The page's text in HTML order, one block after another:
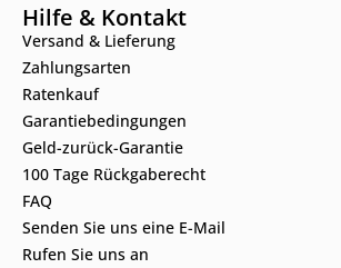
Hilfe & Kontakt
Versand & Lieferung
Zahlungsarten
Ratenkauf
Garantiebedingungen
Geld-zurück-Garantie
100 Tage Rückgaberecht
FAQ
Senden Sie uns eine E-Mail
Rufen Sie uns an